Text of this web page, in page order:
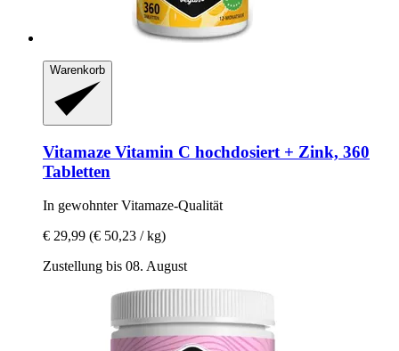
Warenkorb
Vitamaze Vitamin C hochdosiert + Zink, 360
Tabletten
In gewohnter Vitamaze-​Qualität
€ 29,99 (€ 50,23 / kg)
Zustellung bis 08. August